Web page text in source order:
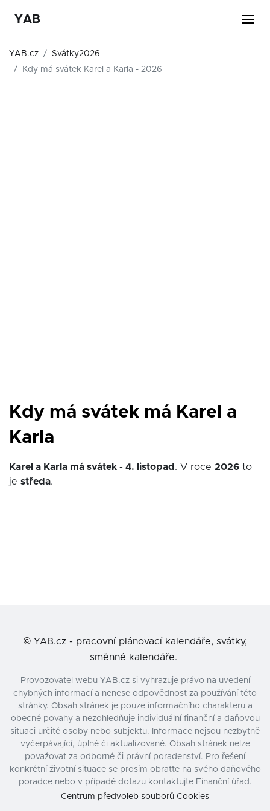
YAB
YAB.cz
Svátky2026
Kdy má svátek Karel a Karla - 2026
Kdy má svátek má Karel a
Karla
Karel a Karla má svátek - 4. listopad . V roce 2026 to
je středa.
© YAB.cz - pracovní plánovací kalendáře, svátky,
směnné kalendáře.
Provozovatel webu YAB.cz si vyhrazuje právo na uvedení
chybných informací a nenese odpovědnost za používání této
stránky. Obsah stránek je pouze informačního charakteru a
obecné povahy a nezohledňuje individuální finanční a daňovou
situaci určité osoby nebo subjektu. Informace nejsou nezbytně
vyčerpávající, úplné či aktualizované. Obsah stránek nelze
považovat za odborné či právní poradenství. Pro řešení
konkrétní životní situace se prosím obraťte na svého daňového
poradce nebo v případě dotazu kontaktujte Finanční úřad.
Centrum předvoleb souborů Cookies